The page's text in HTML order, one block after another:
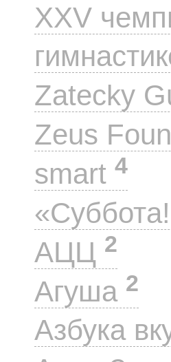
XXV
Zatecky
Zeus
smart 4
АЦЦ 2
Агуша 2
Азбука